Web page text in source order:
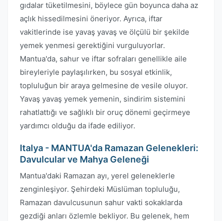
gıdalar tüketilmesini, böylece gün boyunca daha az
açlık hissedilmesini öneriyor. Ayrıca, iftar
vakitlerinde ise yavaş yavaş ve ölçülü bir şekilde
yemek yenmesi gerektiğini vurguluyorlar.
Mantua'da, sahur ve iftar sofraları genellikle aile
bireyleriyle paylaşılırken, bu sosyal etkinlik,
topluluğun bir araya gelmesine de vesile oluyor.
Yavaş yavaş yemek yemenin, sindirim sistemini
rahatlattığı ve sağlıklı bir oruç dönemi geçirmeye
yardımcı olduğu da ifade ediliyor.
Italya - MANTUA'da Ramazan Gelenekleri:
Davulcular ve Mahya Geleneği
Mantua'daki Ramazan ayı, yerel geleneklerle
zenginleşiyor. Şehirdeki Müslüman topluluğu,
Ramazan davulcusunun sahur vakti sokaklarda
gezdiği anları özlemle bekliyor. Bu gelenek, hem